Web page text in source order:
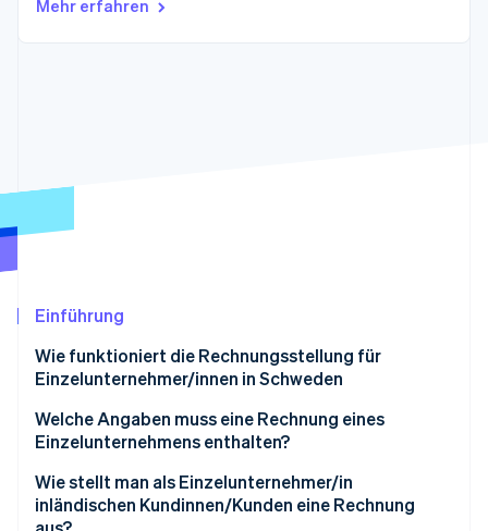
Betrugsprävention
Atlas
Ecosystem
Mehr erfahren
Einführung
Wie funktioniert die Rechnungsstellung für
Einzelunternehmer/innen in Schweden
Welche Angaben muss eine Rechnung eines
Einzelunternehmens enthalten?
Unternehmensangaben
Kundendaten
Wie stellt man als Einzelunternehmer/in
inländischen Kundinnen/Kunden eine Rechnung